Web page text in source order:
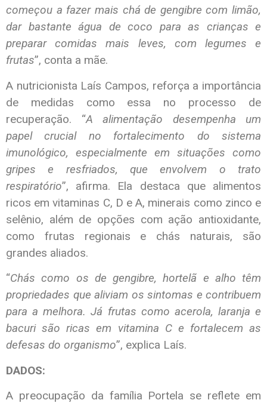
começou a fazer mais chá de gengibre com limão,
dar bastante água de coco para as crianças e
preparar comidas mais leves, com legumes e
frutas”, conta a mãe.
A nutricionista Laís Campos, reforça a importância
de medidas como essa no processo de
recuperação. “A alimentação desempenha um
papel crucial no fortalecimento do sistema
imunológico, especialmente em situações como
gripes e resfriados, que envolvem o trato
respiratório”, afirma. Ela destaca que alimentos
ricos em vitaminas C, D e A, minerais como zinco e
selênio, além de opções com ação antioxidante,
como frutas regionais e chás naturais, são
grandes aliados.
“Chás como os de gengibre, hortelã e alho têm
propriedades que aliviam os sintomas e contribuem
para a melhora. Já frutas como acerola, laranja e
bacuri são ricas em vitamina C e fortalecem as
defesas do organismo”, explica Laís.
DADOS:
A preocupação da família Portela se reflete em